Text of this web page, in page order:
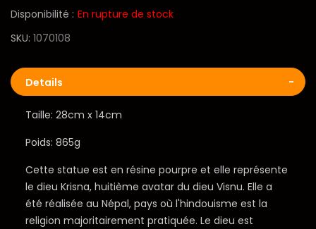
Disponibilité : En rupture de stock
SKU 1070108
Details
Taille: 28cm x 14cm
Poids: 865g
Cette statue est en résine pourpre et elle représente
le dieu Krisna, huitième avatar du dieu Visnu. Elle a
été réalisée au Népal, pays où l'hindouisme est la
religion majoritairement pratiquée. Le dieu est